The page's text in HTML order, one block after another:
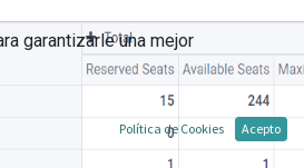
garantizarle una mejor
Política de Cookies Acepto